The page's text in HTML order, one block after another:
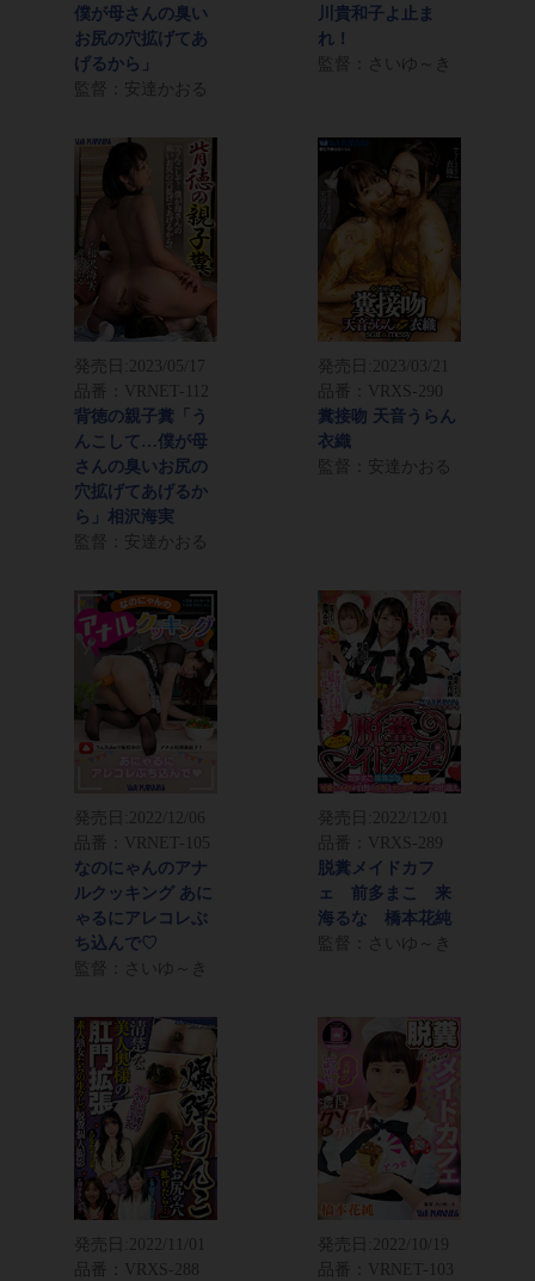
僕が母さんの臭い
お尻の穴拡げてあ
げるから」
監督：安達かおる
川貴和子よ止ま
れ！
監督：さいゆ～き
発売日:
2023/05/17
品番：VRNET-112
背徳の親子糞「う
んこして…僕が母
さんの臭いお尻の
穴拡げてあげるか
ら」相沢海実
監督：安達かおる
発売日:
2023/03/21
品番：VRXS-290
糞接吻 天音うらん
衣織
監督：安達かおる
発売日: 2022/12/06
品番：VRNET-105
なのにゃんのアナ
ルクッキング あに
ゃるにアレコレぶ
ち込んで♡
監督：さいゆ～き
発売日: 2022/12/01
品番：VRXS-289
脱糞メイドカフ
ェ 前多まこ 来
海るな 橋本花純
監督：さいゆ～き
発売日: 2022/11/01
品番：VRXS-288
発売日: 2022/10/19
品番：VRNET-103